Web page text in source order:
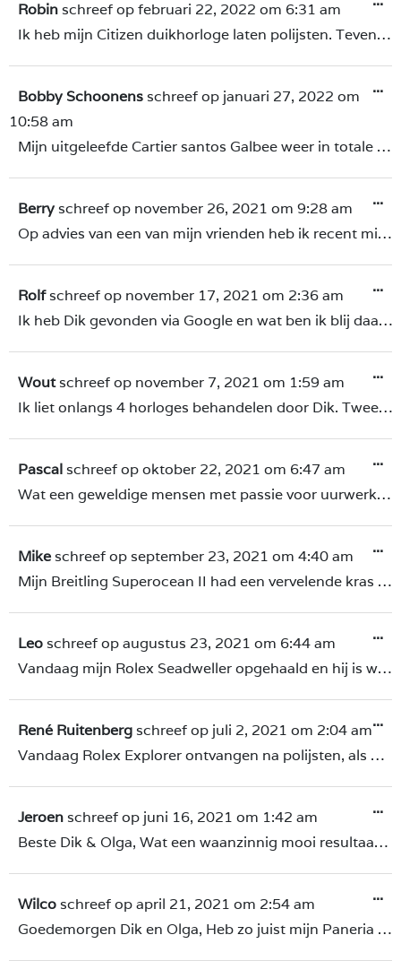
Robinschreef opfebruari 22, 2022 om 6:31 am
Ik heb mijn Citizen duikhorloge laten polijsten. Tevens een nieuwe accu laten plaatsen en wat aanpassingen aan de bezel.Het betreft een ecodrivemodel waarbij de accu na ruim 10 jaar de geest had gegeven. Ook saffierglas in het horloge laten zetten. Alles is goed geregeld. Transport van het horloge via koerier..Top! ik ben tijdens het proces netjes geïnformeerd en de mogelijkheden zijn goed besproken vooraf. Toen ik het horloge weer ontving en het pakketje opende..een dikke glimlach..voor mij was het horloge weer als nieuw. Ik kan iedereen aanbevelen zijn horloge in onderhoud te laten nemen door deze betrouwbare firma.
Bobby Schoonensschreef op januari 27, 2022 om
10:58 am
Mijn uitgeleefde Cartier santos Galbee weer in totale nieuwstaat gebracht! Ongelofelijk !Dank hiervoor Dik Wakker!
...
Berryschreef op november 26, 2021 om 9:28 am
Op advies van een van mijn vrienden heb ik recent mijn 50 jaar oude Rolex Perptual Date laten schoonmaken en renoveren door Horlogepolijsten.nl. Het resultaat was verbluffend. Vakwerk van superieure kwaliteit van Dik Wakker en procesmatig professioneel gerund door Olga. Dit bedrijf is een absolute aanrader voor het renoveren van uurwerken als kwaliteit voor horlogebezitters prioriteit heeft.
...
Rolfschreef op november 17, 2021 om 2:36 am
Ik heb Dik gevonden via Google en wat ben ik blij daarmee! We hebben een mooie Omega Seamaster De Ville geërfd die wel toe was aan een goede opknapbeurt. En daar heeft Dik voor gezorgd! En hoe!!! Wat een geweldig resultaat, hij is weer als nieuw. Mijn partner kent het horloge al haar hele leven, maar had het nog nooit zo mooi gezien. Dik en Olga hartelijk bedankt voor de gastvrije ontvangst en het mooie inkijkje in jullie heiligdom.
...
Woutschreef op november 7, 2021 om 1:59 am
Ik liet onlangs 4 horloges behandelen door Dik. Twee horloges werden opnieuw gepolijst (gesatineerd); en bij de andere twee heb ik de wijzers laten vervangen. Prachtig resultaat: de horloges zien er nu precies uit zoals ik ze wilde hebben! En ik mag niet vergeten te vermelden dat de communicatie met Olga bijzonder vlot en aangenaam was. Ik ben erg tevreden, en kan de diensten van Dik en Olga warm aanbevelen!
...
Pascalschreef opoktober 22, 2021 om 6:47 am
Wat een geweldige mensen met passie voor uurwerken. Mijn horloge met emotionele waarde was beschadigt geraakt. Via onze buren in contact gekomen met Olga en Dik en uiteindelijk het horloge heengebracht. Vandaag weer opgehaald en wat is het fijn dat deze weer in uitstekende staat is. Dik, Olga, ontzettend bedankt!
...
Mikeschreef opseptember 23, 2021 om 4:40 am
Mijn Breitling Superocean II had een vervelende kras op de sluiting. Over het Breitling logo heen. Dik heeft fantastisch werk geleverd en hij is weer helemaal als nieuw. Ik ben erg tevreden over het werk en de vriendelijkheid. Gewoon top!
...
Leoschreef opaugustus 23, 2021 om 6:44 am
Vandaag mijn Rolex Seadweller opgehaald en hij is weer in top conditie. Ik heb al diverse horloges door Dick laten behandelen. Zeer tevreden en goede communicatie. Aanrader!
...
René Ruitenbergschreef op juli 2, 2021 om 2:04 am
Vandaag Rolex Explorer ontvangen na polijsten, als nieuw..! Buitengewoon prettige communicatie gehad, we praten hier over een vakman, die weet waar hij het over heeft. Aanrader voor iedereen die zijn of haar horloge in nieuwstaat wil terug laten brengen. Klasse...! René.
...
Jeroenschreef op juni 16, 2021 om 1:42 am
Beste Dik & Olga, Wat een waanzinnig mooi resultaat hebben jullie bewerkstelligd met mijn IWC. Van de schamp schade is werkelijk niets meer te zien; het horloge is werkelijk gloednieuw. Diep respect. Hartelijke groet, Jeroen
...
Wilcoschreef opapril 21, 2021 om 2:54 am
Goedemorgen Dik en Olga, Heb zo juist mijn Paneria weer in ontvangst mogen nemen. Het resultaat Mag er wezen de Paneria is weer als NIEUW en deze was toch echt goed gedragen.. Super bedankt voor de Goede zorg en Service en de duidelijk communicatie. Is u Horloge net zo toegetakeld als mijn Paneria is dit het juiste adres!! Wat een resultaat echt niet Normaal!! Met vriendelijke groet Wilco
...